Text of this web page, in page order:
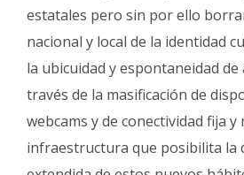
estatales pero sin por ello
nacional y local de la identidad
la ubicuidad y espontaneidad
través de la masificación de
webcams y de conectividad fija y
infraestructura que posibilita la